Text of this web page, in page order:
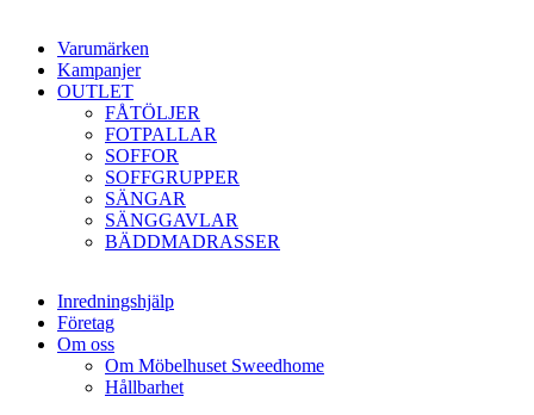
Varumärken
Kampanjer
OUTLET
FÅTÖLJER
FOTPALLAR
SOFFOR
SOFFGRUPPER
SÄNGAR
SÄNGGAVLAR
BÄDDMADRASSER
Inredningshjälp
Företag
Om oss
Om Möbelhuset Sweedhome
Hållbarhet